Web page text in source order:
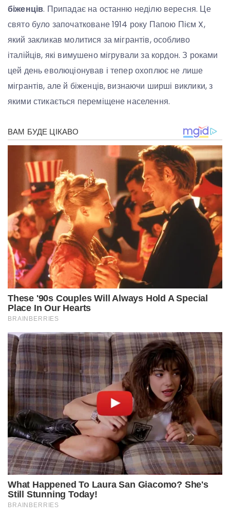
біженців. Припадає на останню неділю вересня. Це
свято було започатковане 1914 року Папою Пієм X,
який закликав молитися за мігрантів, особливо
італійців, які вимушено мігрували за кордон. З роками
цей день еволюціонував і тепер охоплює не лише
мігрантів, але й біженців, визнаючи ширші виклики, з
якими стикається переміщене населення.